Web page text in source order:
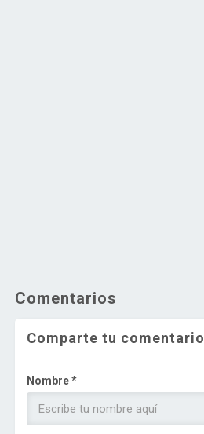
Comentarios
Comparte tu comentario
Nombre *